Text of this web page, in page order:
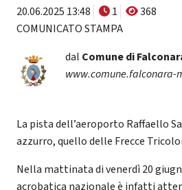
20.06.2025 13:48 1
368
COMUNICATO STAMPA
dal Comune di
La pista dell’aeroporto Raffaello
azzurro, quello delle Frecce
Nella mattinata di venerdì 20
acrobatica nazionale è infatti